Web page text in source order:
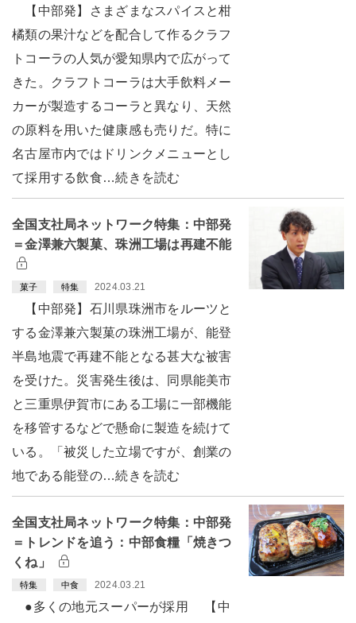
【中部発】さまざまなスパイスと柑
橘類の果汁などを配合して作るクラフ
トコーラの人気が愛知県内で広がって
きた。クラフトコーラは大手飲料メー
カーが製造するコーラと異なり、天然
の原料を用いた健康感も売りだ。特に
名古屋市内ではドリンクメニューとし
て採用する飲食…続きを読む
全国支社局ネットワーク特集：中部発
＝金澤兼六製菓、珠洲工場は再建不能
菓子 特集 2024.03.21
【中部発】石川県珠洲市をルーツと
する金澤兼六製菓の珠洲工場が、能登
半島地震で再建不能となる甚大な被害
を受けた。災害発生後は、同県能美市
と三重県伊賀市にある工場に一部機能
を移管するなどで懸命に製造を続けて
いる。「被災した立場ですが、創業の
地である能登の…続きを読む
全国支社局ネットワーク特集：中部発
＝トレンドを追う：中部食糧「焼きつ
くね」
特集 中食 2024.03.21
●多くの地元スーパーが採用 【中